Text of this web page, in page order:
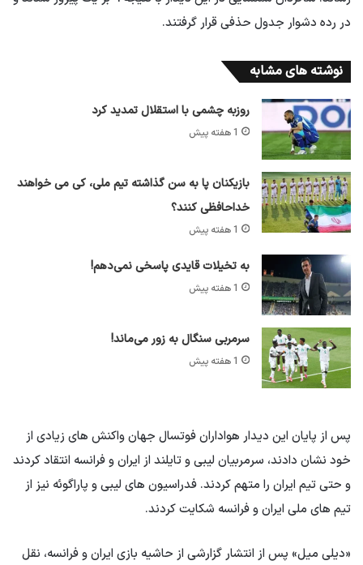
در رده دشوار جدول حذفی قرار گرفتند.
نوشته های مشابه
روزبه چشمی با استقلال تمدید کرد
1 هفته پیش
بازیکنان پا به سن گذاشته تیم ملی، کی می خواهند
خداحافظی کنند؟
1 هفته پیش
به تخیلات قایدی پاسخی نمی‌دهم!
1 هفته پیش
سرمربی سنگال به زور می‌ماند!
1 هفته پیش
پس از پایان این دیدار هواداران فوتسال جهان واکنش های زیادی از
خود نشان دادند، سرمربیان لیبی و تایلند از ایران و فرانسه انتقاد کردند
و حتی تیم ایران را متهم کردند. فدراسیون های لیبی و پاراگوئه نیز از
تیم های ملی ایران و فرانسه شکایت کردند.
«دیلی میل» پس از انتشار گزارشی از حاشیه بازی ایران و فرانسه، نقل